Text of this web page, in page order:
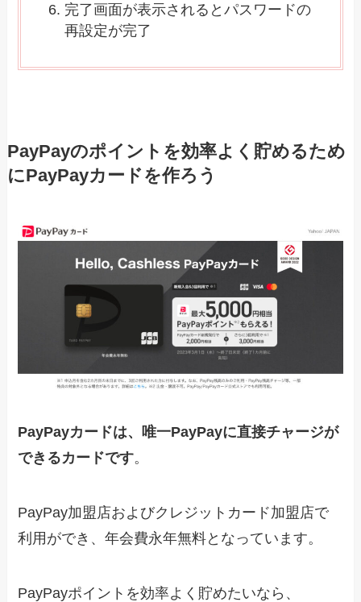
完了画面が表示されるとパスワードの
再設定が完了
PayPayのポイントを効率よく貯めるため
にPayPayカードを作ろう
PayPayカードは、唯一PayPayに直接チャージが
できるカードです。
PayPay加盟店およびクレジットカード加盟店で
利用ができ、年会費永年無料となっています。
PayPayポイントを効率よく貯めたいなら、